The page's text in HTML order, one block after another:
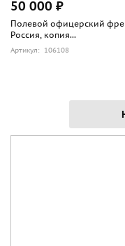
50 000 ₽
Полевой офицерский
Россия, копия...
Артикул: 106108